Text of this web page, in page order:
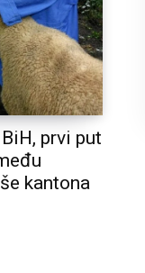
prvi put
kantona